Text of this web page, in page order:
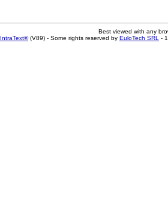
Best viewed with any
IntraText®(V89) - Some rights reserved by EuloTech SRL -